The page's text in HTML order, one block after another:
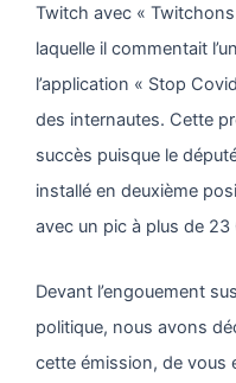
Twitch avec «
laquelle il commentait
l’application « Stop
des internautes. Cette
succès puisque le
installé en deuxième
avec un pic à plus de
Devant l’engouement
politique, nous avons
cette émission, de vous